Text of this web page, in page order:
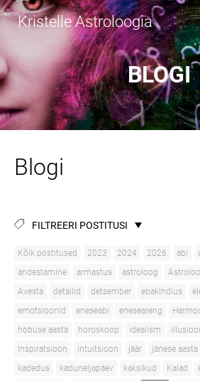
Kristelle Astroloogia
BLOGI
Blogi
FILTREERI POSTITUSI
Kõik postitused 2023 2024 2026 abi
andestamine
armastus astroloog
Avesta
detailid detsember ebakindlus
emotsioonid
eneseabi eneseareng
hobuse aasta
horoskoop idealism
Inspiratsioon
intuitsioon jäär jänese aasta
kadedus
kaduneljapäev kaksikud Kalad